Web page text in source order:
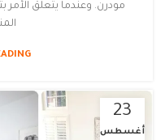
مودرن. وعندما يتعلق الأمر
23
أغسطس